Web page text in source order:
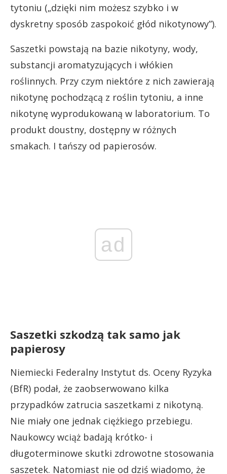
tytoniu („dzięki nim możesz szybko i w
dyskretny sposób zaspokoić głód nikotynowy”).
Saszetki powstają na bazie nikotyny, wody,
substancji aromatyzujących i włókien
roślinnych. Przy czym niektóre z nich zawierają
nikotynę pochodzącą z roślin tytoniu, a inne
nikotynę wyprodukowaną w laboratorium. To
produkt doustny, dostępny w różnych
smakach. I tańszy od papierosów.
ad
Saszetki szkodzą tak samo jak
papierosy
Niemiecki Federalny Instytut ds. Oceny Ryzyka
(BfR) podał, że zaobserwowano kilka
przypadków zatrucia saszetkami z nikotyną.
Nie miały one jednak ciężkiego przebiegu.
Naukowcy wciąż badają krótko- i
długoterminowe skutki zdrowotne stosowania
saszetek. Natomiast nie od dziś wiadomo, że